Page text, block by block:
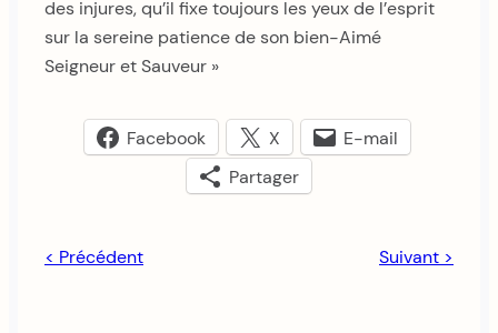
des injures, qu’il fixe toujours les yeux de l’esprit
sur la sereine patience de son bien-Aimé
Seigneur et Sauveur »
Facebook X
E-mail
Partager
< Précédent Suivant >